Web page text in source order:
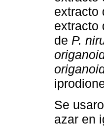
extracto
extracto
de P.
Se
azar en